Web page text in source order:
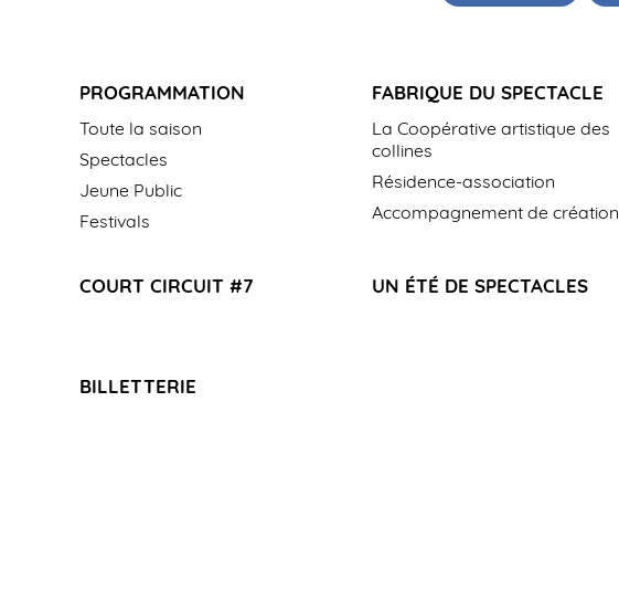
PROGRAMMATION
Toute la saison
Spectacles
Jeune Public
Festivals
FABRIQUE DU SPECTACLE
La Coopérative artistique des
collines
Résidence-association
Accompagnement de création
COURT CIRCUIT #7 UN ÉTÉ DE SPECTACLES
BILLETTERIE